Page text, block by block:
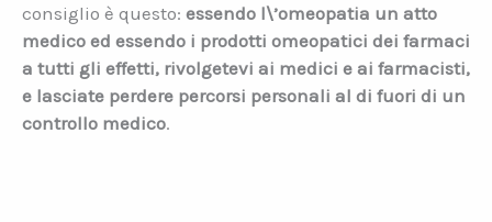
consiglio è questo: essendo l\’omeopatia un atto
medico ed essendo i prodotti omeopatici dei farmaci
a tutti gli effetti, rivolgetevi ai medici e ai farmacisti,
e lasciate perdere percorsi personali al di fuori di un
controllo medico.